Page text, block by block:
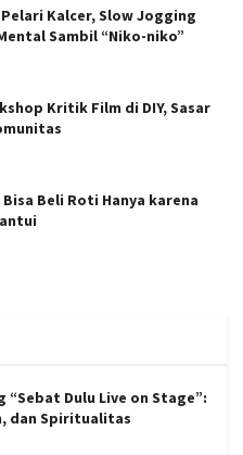
Kalcer, Slow Jogging
Sambil “Niko-niko”
Kritik Film di DIY, Sasar
Beli Roti Hanya karena
“Sebat Dulu Live on Stage”:
dan Spiritualitas